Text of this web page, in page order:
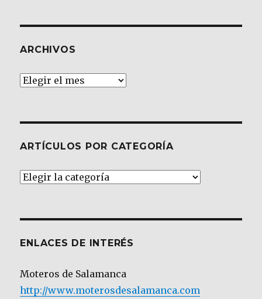
ARCHIVOS
Archivos
ARTÍCULOS POR CATEGORÍA
Artículos
ENLACES DE INTERÉS
Moteros de Salamanca
http://www.moterosdesalamanca.com